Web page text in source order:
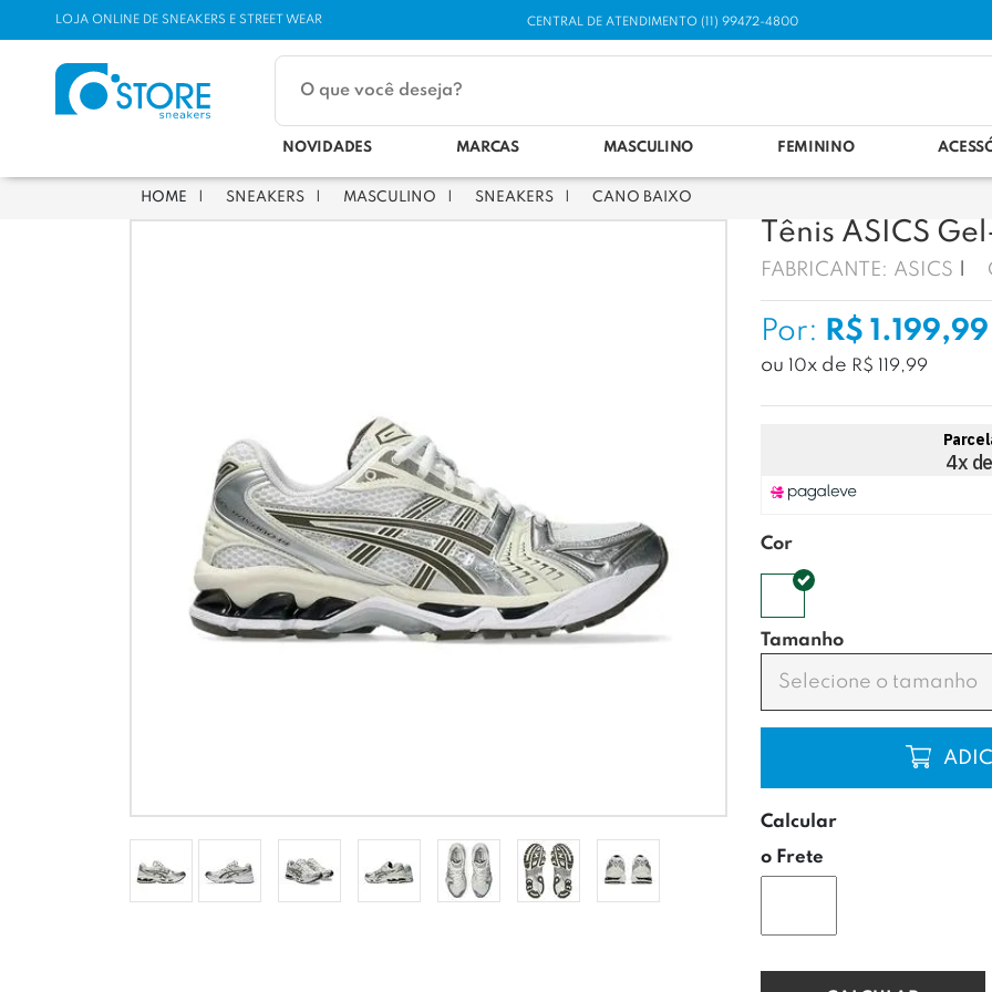
LOJA ONLINE DE SNEAKERS E STREET WEAR CENTRAL DE ATENDIMENTO (11) 99472-4800
NOVIDADES MARCAS MASCULINO FEMININO
SNEAKERS MASCULINO SNEAKERS CANO BAIXO
Tênis ASICS
FABRICANTE: ASICS
Por: R$ 1.199,99
ou 10x de R$ 119,99
Cor
Tamanho
Selecione o tamanho
Calcular
o Frete